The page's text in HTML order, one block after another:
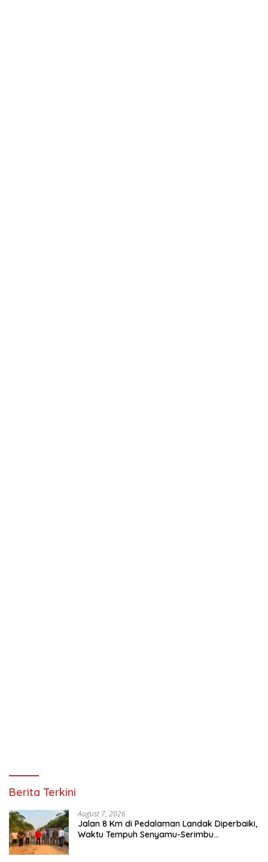
Berita Terkini
August 7, 2026
Jalan 8 Km di Pedalaman Landak Diperbaiki,
Waktu Tempuh Senyamu-Serimbu